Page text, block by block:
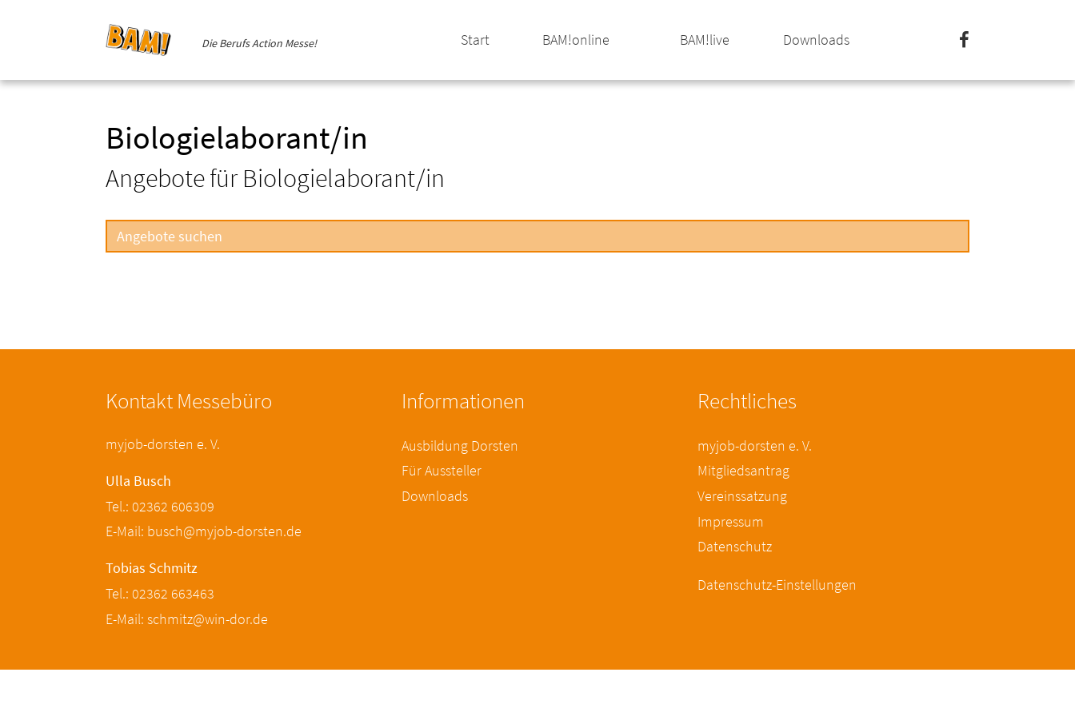
Die Berufs Action Messe! Start BAM!online BAM!live Downloads
Biologielaborant/in
Angebote für Biologielaborant/in
Kontakt Messebüro
myjob-dorsten e. V.
Ulla Busch
Tel.: 02362 606309
E-Mail: busch@myjob-dorsten.de
Tobias Schmitz
Tel.: 02362 663463
E-Mail: schmitz@win-dor.de
Informationen
Ausbildung Dorsten
Für Aussteller
Downloads
Rechtliches
myjob-dorsten e. V.
Mitgliedsantrag
Vereinssatzung
Impressum
Datenschutz
Datenschutz-Einstellungen